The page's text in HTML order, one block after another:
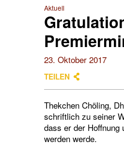
Aktuell
23. Oktober 2017
TEILEN
Thekchen Chöling,
schriftlich zu seiner
dass er der Hoffnung
werden werde.